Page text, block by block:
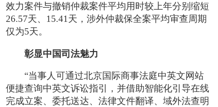
效力案件与撤销仲裁案件平均用时较上年分别缩短
26.57天、15.41天，涉外仲裁保全案平均审查周期
仅为5天。
彰显中国司法魅力
“当事人可通过北京国际商事法庭中英文网站
便捷查询中英文诉讼指引，并借助智能化引导在线
完成立案、委托送达、法律文件翻译、域外法查明